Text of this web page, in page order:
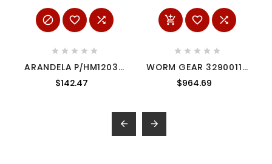
  
    
ARANDELA P/HM1203C
2673867
$142.47
  
    
WORM GEAR 32900113
MILWAUKEE
$964.69
 